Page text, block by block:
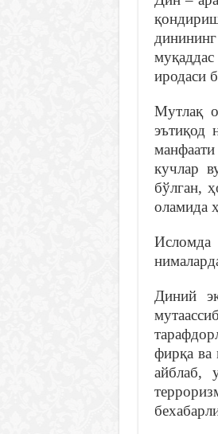
иродаси
Мутлақ
эътиқод
кучлар
бўлган,
оламида
Диний
фирқа ва
айблаб,